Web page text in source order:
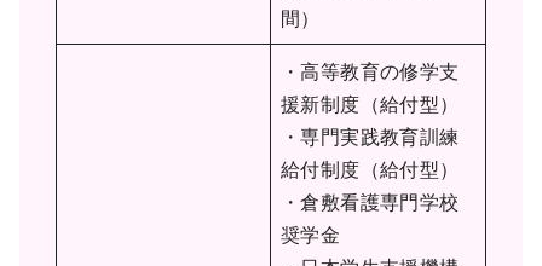
間）
・高等教育の修学支
援新制度（給付型）
・専門実践教育訓練
給付制度（給付型）
・倉敷看護専門学校
奨学金